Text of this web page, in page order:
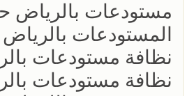
مستودعات بالرياض
المستودعات
نظافة مستودعات
نظافة مستودعات